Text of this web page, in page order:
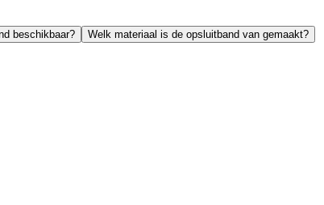
beschikbaar?
Welk materiaal is de opsluitband van gemaakt?